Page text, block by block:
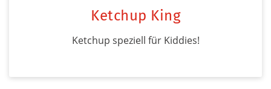
Ketchup King
Ketchup speziell für Kiddies!